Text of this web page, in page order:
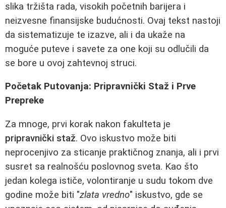
slika tržišta rada, visokih početnih barijera i
neizvesne finansijske budućnosti. Ovaj tekst nastoji
da sistematizuje te izazve, ali i da ukaže na
moguće puteve i savete za one koji su odlučili da
se bore u ovoj zahtevnoj struci.
Početak Putovanja: Pripravnički Staž i Prve
Prepreke
Za mnoge, prvi korak nakon fakulteta je
pripravnički staž. Ovo iskustvo može biti
neprocenjivo za sticanje praktičnog znanja, ali i prvi
susret sa realnošću poslovnog sveta. Kao što
jedan kolega ističe, volontiranje u sudu tokom dve
godine može biti "zlata vredno" iskustvo, gde se